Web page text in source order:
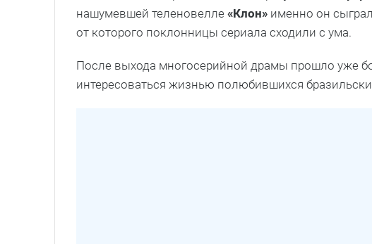
нашумевшей теленовелле «Клон» именно он
от которого поклонницы сериала сходили с ума.
После выхода многосерийной драмы прошло уже
интересоваться жизнью полюбившихся